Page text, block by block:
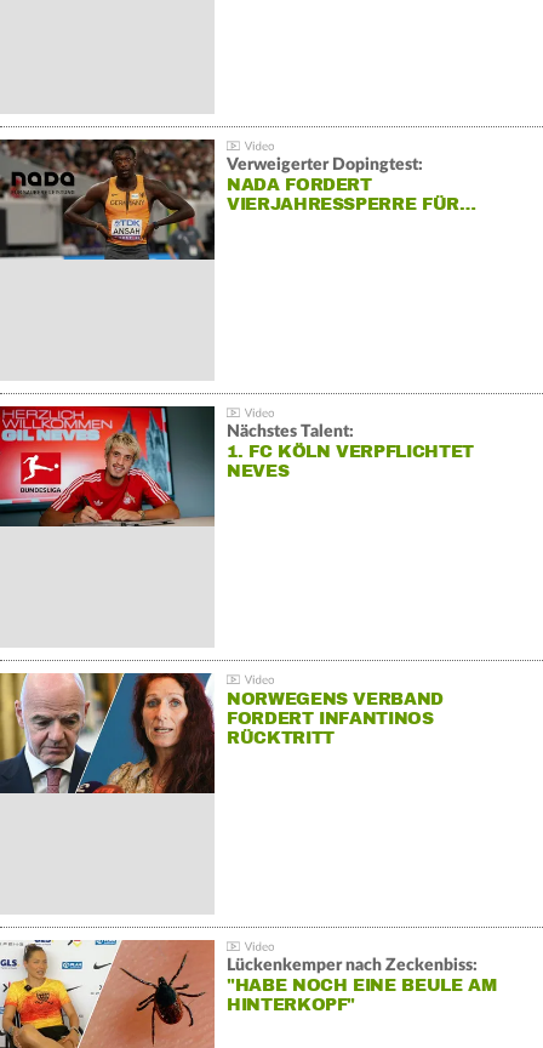
Verweigerter Dopingtest:
NADA FORDERT
VIERJAHRESSPERRE FÜR…
Nächstes Talent:
1. FC KÖLN VERPFLICHTET
NEVES
NORWEGENS VERBAND
FORDERT INFANTINOS
RÜCKTRITT
Lückenkemper nach Zeckenbiss:
"HABE NOCH EINE BEULE AM
HINTERKOPF"